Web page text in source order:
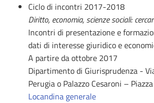
Ciclo di incontri 2017-2018
Diritto, economia, scienze sociali:
Incontri di presentazione e
dati di interesse giuridico e
A partire da ottobre 2017
Dipartimento di Giurisprudenza -
Perugia o Palazzo Cesaroni –
Locandina generale